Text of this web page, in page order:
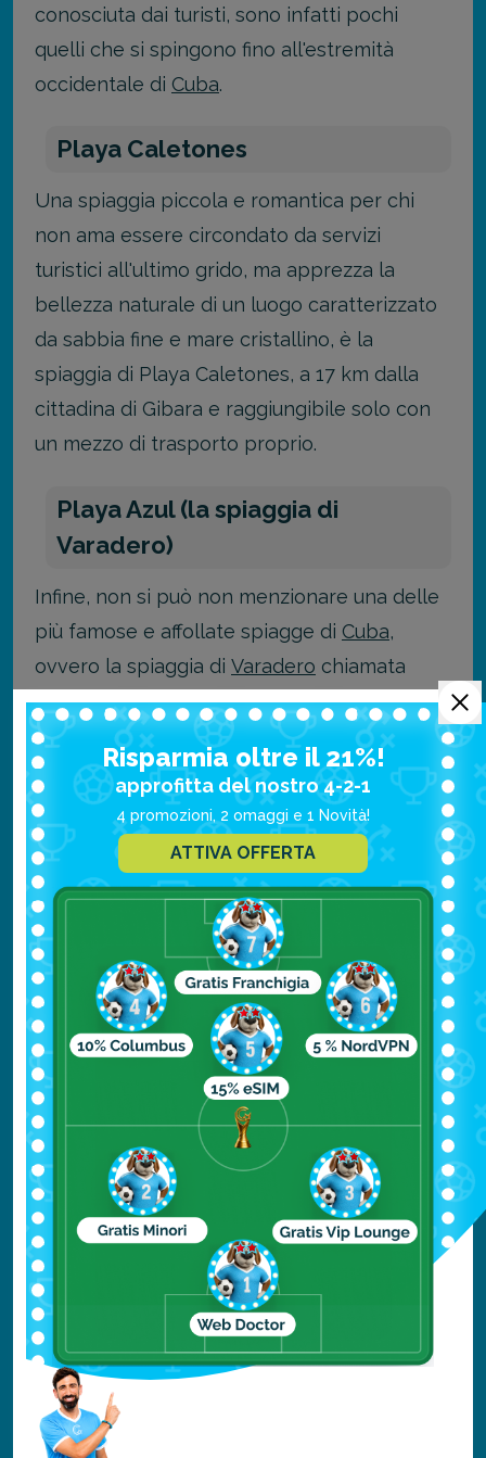
conosciuta dai turisti, sono infatti pochi
quelli che si spingono fino all'estremità
occidentale di Cuba.
Playa Caletones
Una spiaggia piccola e romantica per chi
non ama essere circondato da servizi
turistici all'ultimo grido, ma apprezza la
bellezza naturale di un luogo caratterizzato
da sabbia fine e mare cristallino, è la
spiaggia di Playa Caletones, a 17 km dalla
cittadina di Gibara e raggiungibile solo con
un mezzo di trasporto proprio.
Playa Azul (la spiaggia di
Varadero)
Infine, non si può non menzionare una delle
più famose e affollate spiagge di Cuba,
ovvero la spiaggia di Varadero chiamata
anche Playa Azul grazie al colore turchese
delle sue acque.
Leggi anche:
Le spiagge più belle di Cuba e i Cayos
Guida alle spiagge più belle di
Santiago de Cuba
Le spiagge dove ammirare la barriera
corallina a Cuba
Documenti necessari per un
viaggio a Cuba
Per entrare a Cuba
è necessario disporre di
un passaporto con più di 6 mesi di validità e
di un visto, del quale si occupa in genere il
tour operator. Anche sul sito Viaggiare Sicuri
della Farnesina è riportata la
raccomandazione ad acquistare un’
assicurazione sanitaria di viaggio per Cuba .
Si consiglia comunque di consultare il sito
del Ministero degli Affari Esteri prima di
Risparmia oltre il 21%!
approfitta del nostro 4-2-1
4 promozioni, 2 omaggi e 1 Novità!
ATTIVA OFFERTA